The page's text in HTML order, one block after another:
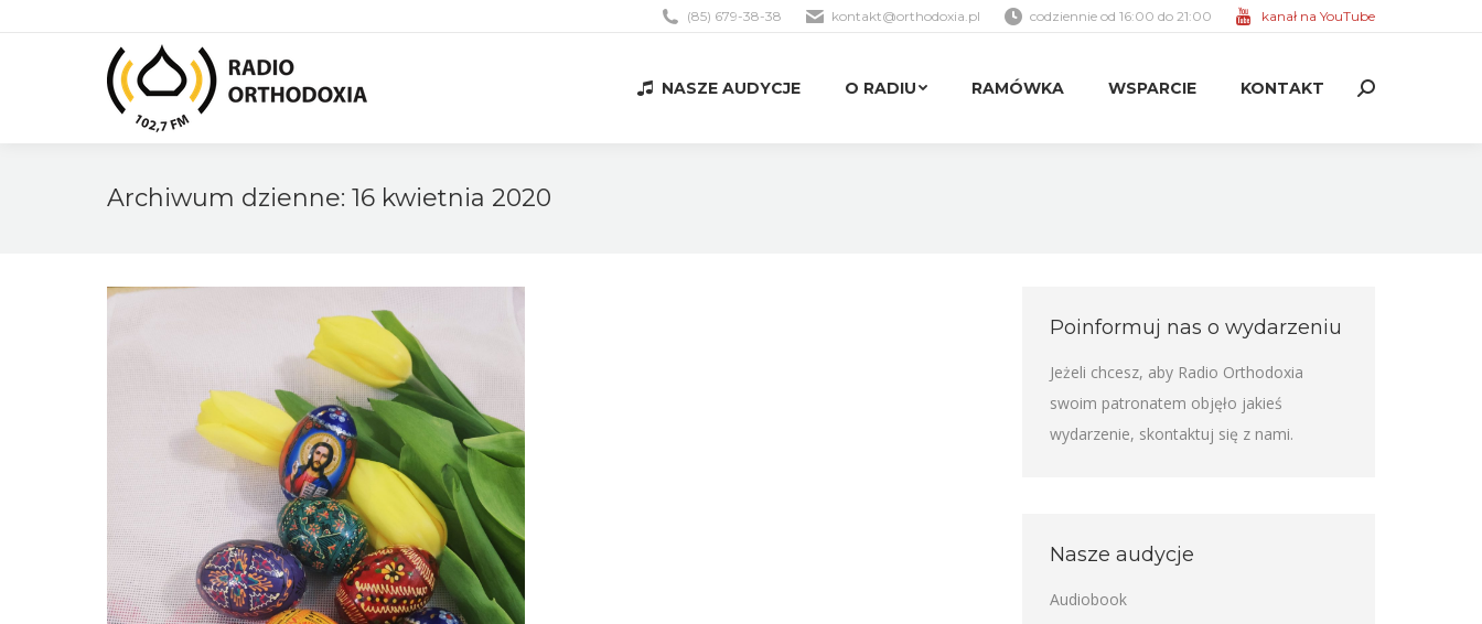
(85) 679-38-38 kontakt@orthodoxia.pl codziennie od 16:00 do 21:00 kanał na YouTube
NASZE AUDYCJE O RADIU RAMÓWKA WSPARCIE KONTAKT Search:
Archiwum dzienne: 16 kwietnia 2020
Poinformuj nas o wydarzeniu
Jeżeli chcesz, aby Radio Orthodoxia
swoim patronatem objęło jakieś
wydarzenie, skontaktuj się z nami.
Nasze audycje
Audiobook